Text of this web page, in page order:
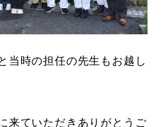
当時の担任の先生もお越し
来ていただきありがとうご